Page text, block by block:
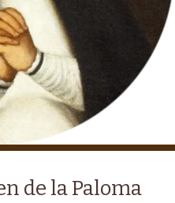
de la Paloma